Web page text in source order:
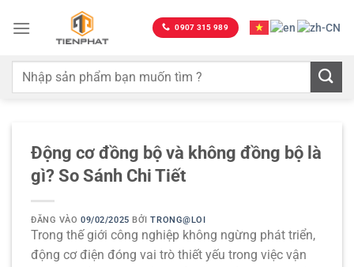
qua
dung
0907 315 989
Động cơ đồng bộ và không đồng bộ là
gì? So Sánh Chi Tiết
ĐĂNG VÀO09/02/2025 BỞITRONG@LOI
Trong thế giới công nghiệp không ngừng phát triển,
động cơ điện đóng vai trò thiết yếu trong việc vận